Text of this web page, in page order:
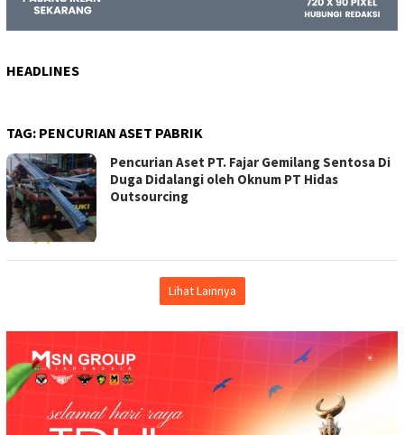
HEADLINES
TAG: PENCURIAN ASET PABRIK
Pencurian Aset PT. Fajar Gemilang Sentosa Di
Duga Didalangi oleh Oknum PT Hidas
Outsourcing
Lihat Lainnya